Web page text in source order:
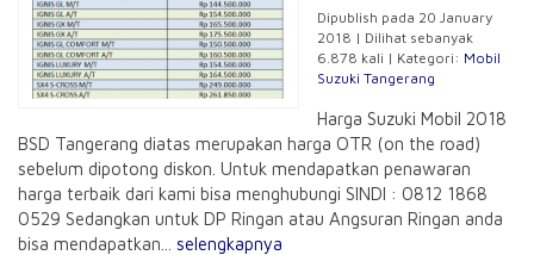
Dipublish pada 20 January
2018 | Dilihat sebanyak
6.878 kali | Kategori: Mobil
Suzuki Tangerang
Harga Suzuki Mobil 2018
BSD Tangerang diatas merupakan harga OTR (on the road)
sebelum dipotong diskon. Untuk mendapatkan penawaran
harga terbaik dari kami bisa menghubungi SINDI : 0812 1868
0529 Sedangkan untuk DP Ringan atau Angsuran Ringan anda
bisa mendapatkan... selengkapnya